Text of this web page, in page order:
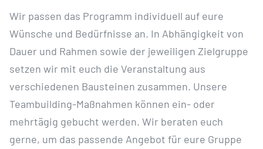
Wir passen das Programm individuell auf eure
Wünsche und Bedürfnisse an. In Abhängigkeit von
Dauer und Rahmen sowie der jeweiligen Zielgruppe
setzen wir mit euch die Veranstaltung aus
verschiedenen Bausteinen zusammen. Unsere
Teambuilding-Maßnahmen können ein- oder
mehrtägig gebucht werden. Wir beraten euch
gerne, um das passende Angebot für eure Gruppe